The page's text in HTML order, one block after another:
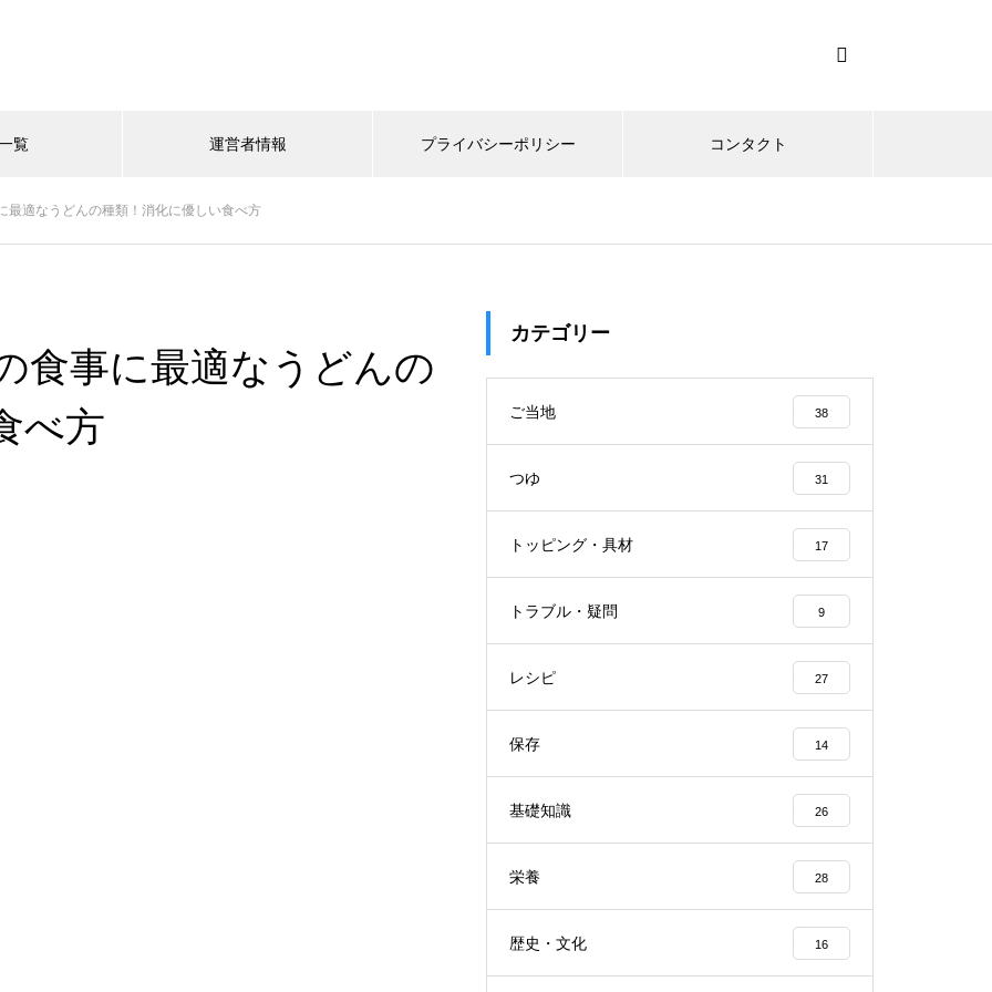
覧 運営者情報 プライバシーポリシー コンタクト
最適なうどんの種類！消化に優しい食べ方
食事に最適なうどんの
べ方
カテゴリー
ご当地 38
つゆ 31
トッピング・具材 17
トラブル・疑問 9
レシピ 27
保存 14
基礎知識 26
栄養 28
歴史・文化 16